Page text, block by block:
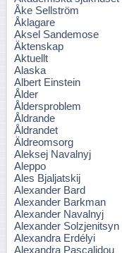
Åke Sellström
Åklagare
Aksel Sandemose
Äktenskap
Aktuellt
Alaska
Albert Einstein
Ålder
Åldersproblem
Åldrande
Åldrandet
Äldreomsorg
Aleksej Navalnyj
Aleppo
Ales Bjaljatskij
Alexander Bard
Alexander Barkman
Alexander Navalnyj
Alexander Solzjenitsyn
Alexandra Erdélyi
Alexandra Pascalidou